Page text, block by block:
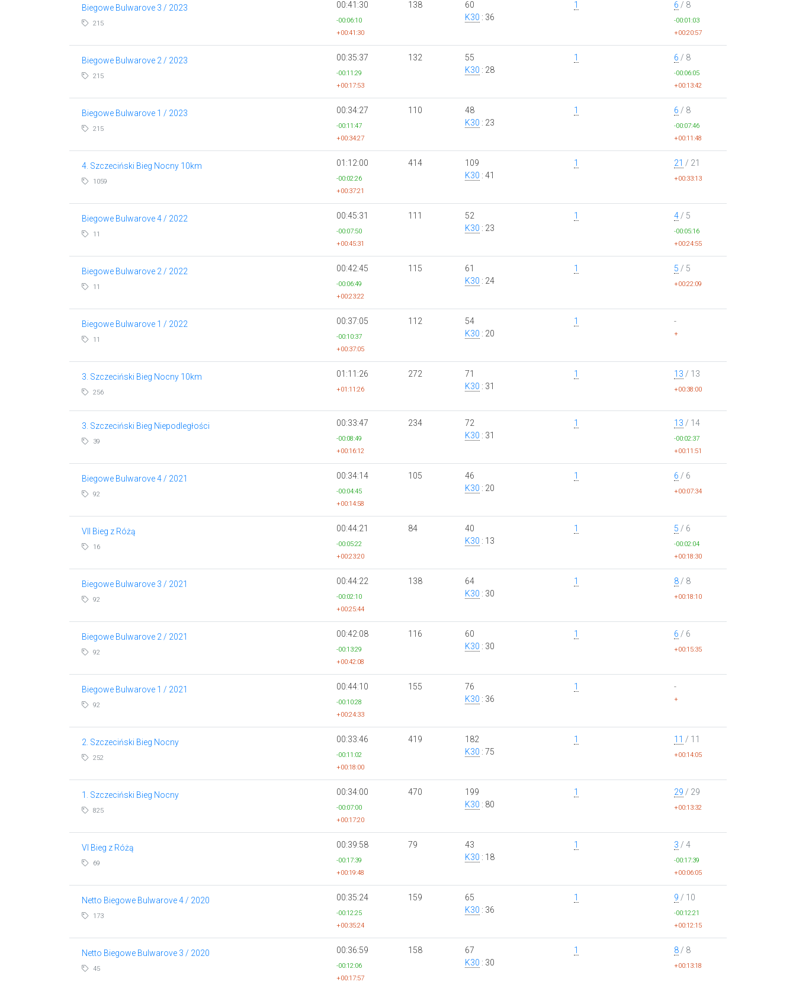
Biegowe Bulwarove 3 / 2023
215
00:41:30
-00:06:10
+00:41:30
138
60
K30 : 36
1 6 / 8
-00:01:03
+00:20:57
Biegowe Bulwarove 2 / 2023
215
00:35:37
-00:11:29
+00:17:53
132
55
K30 : 28
1 6 / 8
-00:06:05
+00:13:42
Biegowe Bulwarove 1 / 2023
215
00:34:27
-00:11:47
+00:34:27
110
48
K30 : 23
1 6 / 8
-00:07:46
+00:11:48
4. Szczeciński Bieg Nocny 10km
1059
01:12:00
-00:02:26
+00:37:21
414
109
K30 : 41
1 21 / 21
+00:33:13
Biegowe Bulwarove 4 / 2022
11
00:45:31
-00:07:50
+00:45:31
111
52
K30 : 23
1 4 / 5
-00:05:16
+00:24:55
Biegowe Bulwarove 2 / 2022
11
00:42:45
-00:06:49
+00:23:22
115
61
K30 : 24
1 5 / 5
+00:22:09
Biegowe Bulwarove 1 / 2022
11
00:37:05
-00:10:37
+00:37:05
112
54
K30 : 20
1 -
+
3. Szczeciński Bieg Nocny 10km
256
01:11:26
+01:11:26
272
71
K30 : 31
1 13 / 13
+00:38:00
3. Szczeciński Bieg Niepodległości
39
00:33:47
-00:08:49
+00:16:12
234
72
K30 : 31
1 13 / 14
-00:02:37
+00:11:51
Biegowe Bulwarove 4 / 2021
92
00:34:14
-00:04:45
+00:14:58
105
46
K30 : 20
1 6 / 6
+00:07:34
VII Bieg z Różą
16
00:44:21
-00:05:22
+00:23:20
84
40
K30 : 13
1 5 / 6
-00:02:04
+00:18:30
Biegowe Bulwarove 3 / 2021
92
00:44:22
-00:02:10
+00:25:44
138
64
K30 : 30
1 8 / 8
+00:18:10
Biegowe Bulwarove 2 / 2021
92
00:42:08
-00:13:29
+00:42:08
116
60
K30 : 30
1 6 / 6
+00:15:35
Biegowe Bulwarove 1 / 2021
92
00:44:10
-00:10:28
+00:24:33
155
76
K30 : 36
1 -
+
2. Szczeciński Bieg Nocny
252
00:33:46
-00:11:02
+00:18:00
419
182
K30 : 75
1 11 / 11
+00:14:05
1. Szczeciński Bieg Nocny
825
00:34:00
-00:07:00
+00:17:20
470
199
K30 : 80
1 29 / 29
+00:13:32
VI Bieg z Różą
69
00:39:58
-00:17:39
+00:19:48
79
43
K30 : 18
1 3 / 4
-00:17:39
+00:06:05
Netto Biegowe Bulwarove 4 / 2020
173
00:35:24
-00:12:25
+00:35:24
159
65
K30 : 36
1 9 / 10
-00:12:21
+00:12:15
Netto Biegowe Bulwarove 3 / 2020
45
00:36:59
-00:12:06
+00:17:57
158
67
K30 : 30
1 8 / 8
+00:13:18